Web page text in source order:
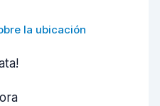
la ubicación